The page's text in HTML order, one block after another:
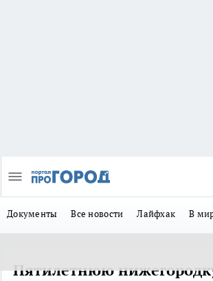
Документы Все новости Лайфхак В
Пятилетнюю